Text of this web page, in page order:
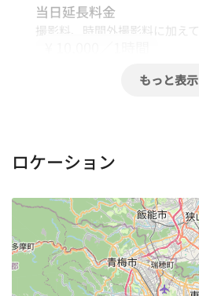
当日延長料金
撮影料、時間外撮影料に加えて
早朝手当
※朝6時以前にかかる撮影
¥ 30,000／1人
ロケーション